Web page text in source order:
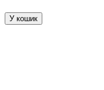
У кошик